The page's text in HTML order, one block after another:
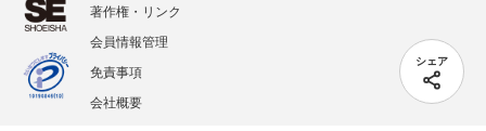
シェア
著作権・リンク
会員情報管理
免責事項
会社概要